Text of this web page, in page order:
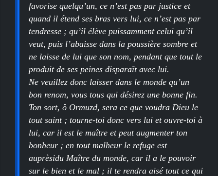
favorise quelqu’un, ce n’est pas par justice et
quand il étend ses bras vers lui, ce n’est pas par
tendresse ; qu’il élève puissamment celui qu’il
veut, puis l’abaisse dans la poussière sombre et
ne laisse de lui que son nom, pendant que tout le
produit de ses peines disparaît avec lui.
Ne veuillez donc laisser dans le monde qu’un
bon renom, vous tous qui désirez une bonne fin.
Ton sort, ô Ormuzd, sera ce que voudra Dieu le
tout saint ; tourne-toi donc vers lui et ouvre-toi à
lui, car il est le maître et peut augmenter ton
bonheur ; en tout malheur le refuge est
auprèsidu Maître du monde, car il a le pouvoir
sur le bien et le mal ; il te rendra aisé tout ce qui